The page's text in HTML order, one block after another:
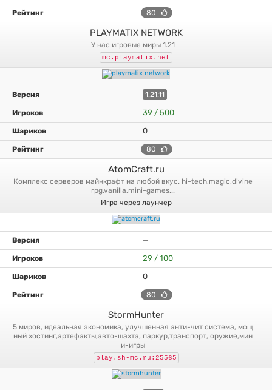
80
PLAYMATIX NETWORK
у нас игровые миры 1.21
mc.playmatix.net
1.21.11
39 / 500
0
80
AtomCraft.ru
комплекс серверов майнкрафт на любой вкус. hi-tech,magic,divine
rpg,vanilla,mini-games...
Игра через лаунчер
—
29 / 100
0
80
StormHunter
5 миров, идеальная экономика, улучшенная анти-чит система, мощ
ный хостинг,артефакты,авто-шахта, паркур,транспорт, оружие,мин
и-игры
play.sh-mc.ru:25565